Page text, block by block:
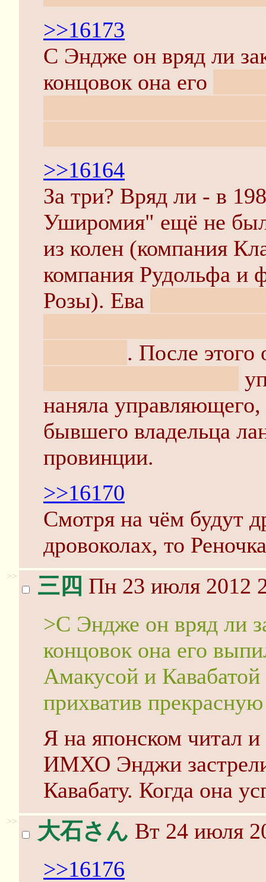
>>16173
С Эндже он вряд ли
концовок она его
>>16164
За три? Вряд ли - в
Уширомия" ещё не
из колен (компания
компания Рудольфа и
Розы). Ева
. После этого
наняла
бывшего владельца
провинции.
>>16170
Смотря на чём будут
дровоколах, то
>> 三四 Пн 23 июля 2012
>С Эндже он вряд ли
концовок она его
Амакусой и Кавабатой
прихватив
Я на японском читал
ИМХО Энджи
Кавабату. Когда она
>> 大石さん Вт 24 июля
>>16176